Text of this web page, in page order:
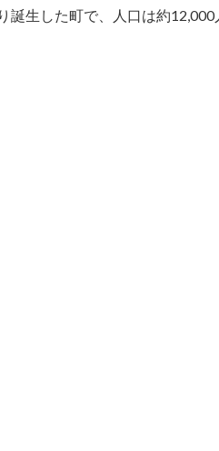
生した町で、人口は約12,000